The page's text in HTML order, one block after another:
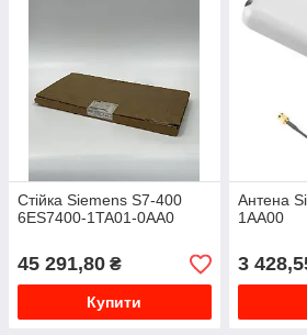
Стійка Siemens S7-400
6ES7400-1TA01-0AA0
45 291,80 ₴
Купити
Антена
1AA00
3